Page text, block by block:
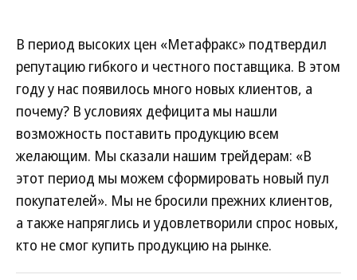
В период высоких цен «Мета­фракс» подтвердил
репутацию гибкого и честного поставщика. В этом
году у нас появилось много новых клиентов, а
почему? В условиях дефицита мы нашли
возможность поставить продукцию всем
желающим. Мы сказали нашим трейдерам: «В
этот период мы можем сформировать новый пул
покупателей». Мы не бросили прежних клиентов,
а также напряглись и удовлетворили спрос новых,
кто не смог купить продукцию на рынке.